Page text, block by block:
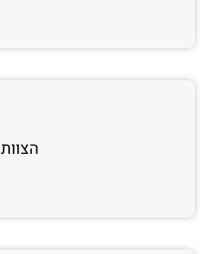
הצוות